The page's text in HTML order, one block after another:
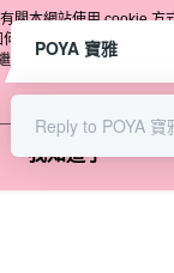
關本網站使用 cookie 方
變更電腦的 cookie 設定
續使用本網站即表示您
。
我知道了
POYA 寶雅
Reply to POYA 寶